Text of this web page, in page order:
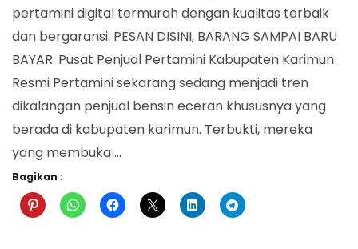
pertamini digital termurah dengan kualitas terbaik
dan bergaransi. PESAN DISINI, BARANG SAMPAI BARU
BAYAR. Pusat Penjual Pertamini Kabupaten Karimun
Resmi Pertamini sekarang sedang menjadi tren
dikalangan penjual bensin eceran khususnya yang
berada di kabupaten karimun. Terbukti, mereka
yang membuka …
Bagikan :